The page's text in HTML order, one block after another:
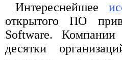
Интереснейшее
открытого ПО
Software. Компании
десятки